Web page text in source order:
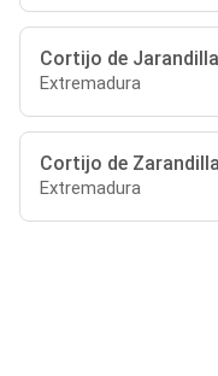
Cortijo de Jarandilla
Extremadura
Cortijo de Zarandilla
Extremadura